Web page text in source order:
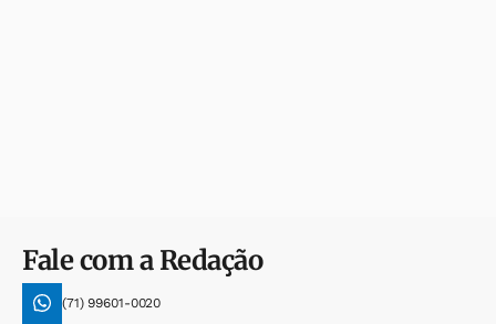
Fale com a Redação
(71) 99601-0020